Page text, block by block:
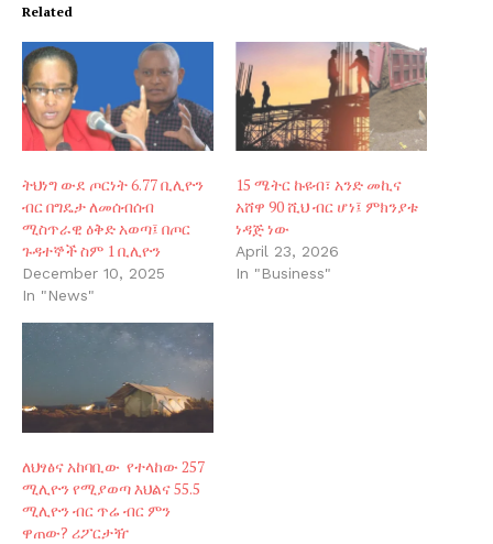
Related
ትህነግ ውደ ጦርነት 6.77 ቢሊዮን
ብር በግዴታ ለመሰብሰብ
ሚስጥራዊ ዕቅድ አወጣ፤ በጦር
ጉዳተኞች ስም 1 ቢሊዮን
December 10, 2025
In "News"
15 ሜትር ኩዩብ፣ አንድ መኪና
አሸዋ 90 ሺህ ብር ሆነ፤ ምክንያቱ
ነዳጅ ነው
April 23, 2026
In "Business"
ለህፃፅና አከባቢው የተላከው 257
ሚሊዮን የሚያወጣ እህልና 55.5
ሚሊዮን ብር ጥሬ ብር ምን
ዋጠው? ሪፖርታዥ